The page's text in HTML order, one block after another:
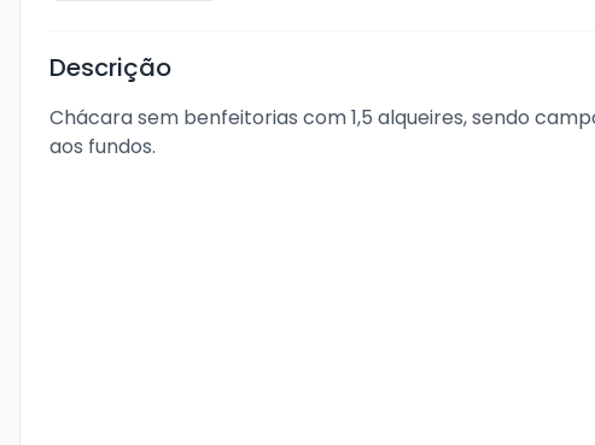
Descrição
Chácara sem benfeitorias com 1,5 alqueires, sendo
aos fundos.